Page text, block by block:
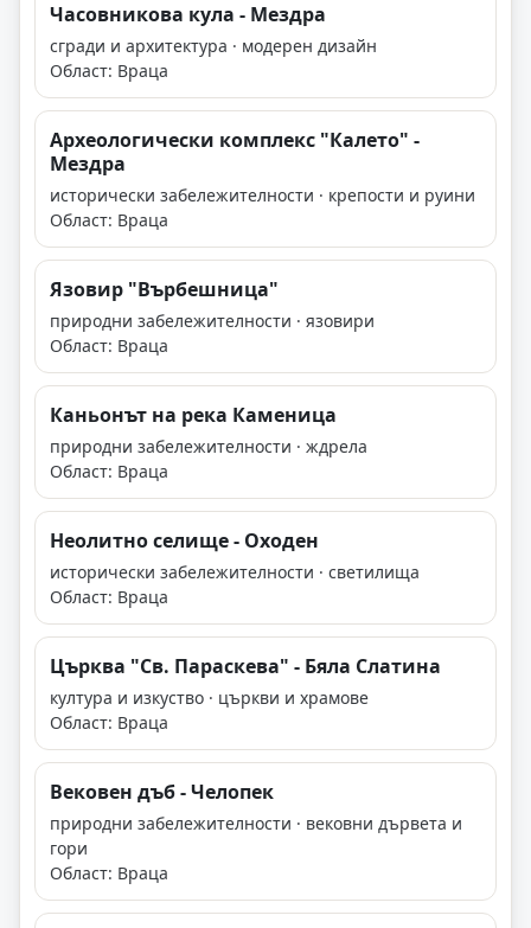
Часовникова кула - Мездра
сгради и архитектура · модерен дизайн
Област: Враца
Археологически комплекс "Калето" -
Мездра
исторически забележителности · крепости и руини
Област: Враца
Язовир "Върбешница"
природни забележителности · язовири
Област: Враца
Каньонът на река Каменица
природни забележителности · ждрела
Област: Враца
Неолитно селище - Оходен
исторически забележителности · светилища
Област: Враца
Църква "Св. Параскева" - Бяла Слатина
култура и изкуство · църкви и храмове
Област: Враца
Вековен дъб - Челопек
природни забележителности · вековни дървета и
гори
Област: Враца